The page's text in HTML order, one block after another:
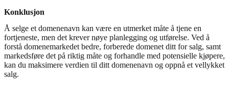
Konklusjon
Å selge et domenenavn kan være en utmerket måte å tjene en
fortjeneste, men det krever nøye planlegging og utførelse. Ved å
forstå domenemarkedet bedre, forberede domenet ditt for salg, samt
markedsføre det på riktig måte og forhandle med potensielle kjøpere,
kan du maksimere verdien til ditt domenenavn og oppnå et vellykket
salg.